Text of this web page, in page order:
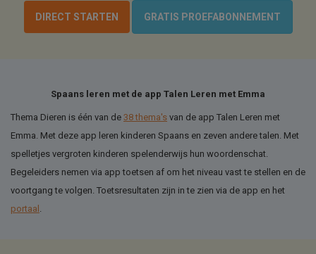
DIRECT STARTEN GRATIS PROEFABONNEMENT
Spaans leren met de app Talen Leren met Emma
Thema Dieren is één van de 38 thema's van de app Talen Leren met
Emma. Met deze app leren kinderen Spaans en zeven andere talen. Met
spelletjes vergroten kinderen spelenderwijs hun woordenschat.
Begeleiders nemen via app toetsen af om het niveau vast te stellen en de
voortgang te volgen. Toetsresultaten zijn in te zien via de app en het
portaal .